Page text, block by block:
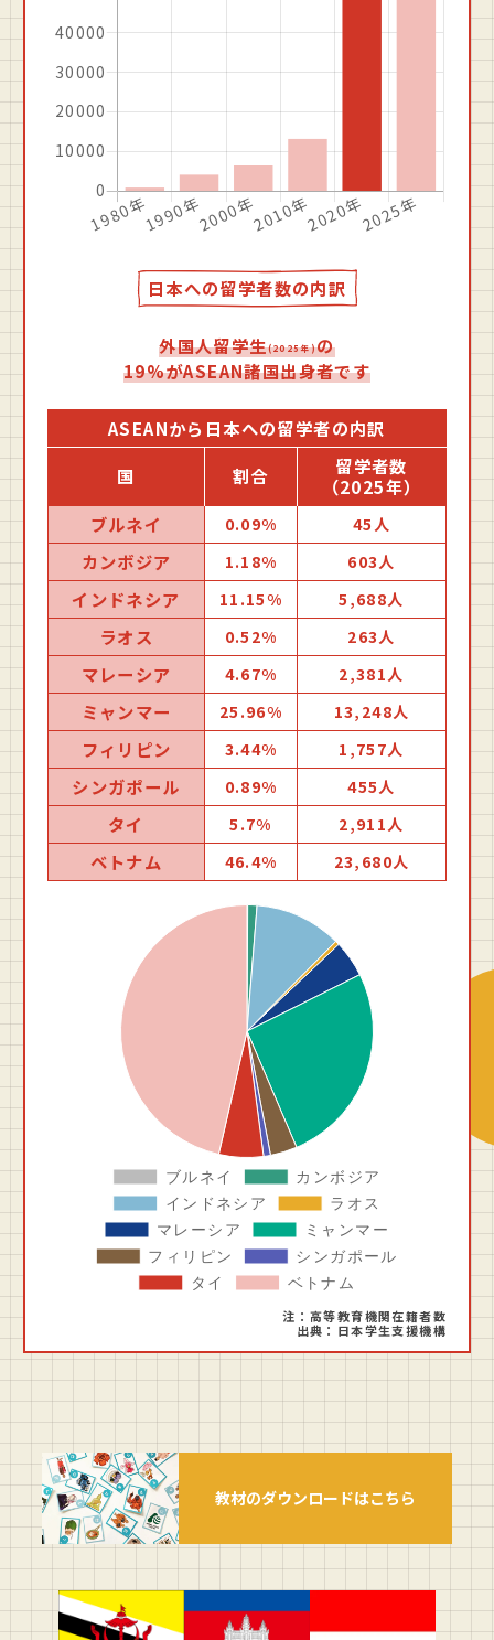
⽇本への留学者数の内訳
外国⼈留学⽣(2025年)の
19%がASEAN諸国出⾝者です
ASEANから日本への留学者の内訳
国
割合
留学者数
（2025年）
ブルネイ
0.09% 45人
カンボジア 1.18% 603人
インドネシア 11.15% 5,688人
ラオス 0.52% 263人
マレーシア 4.67% 2,381人
ミャンマー 25.96% 13,248人
フィリピン 3.44% 1,757人
シンガポール 0.89% 455人
タイ 5.7% 2,911人
ベトナム 46.4% 23,680人
注：⾼等教育機関在籍者数
出典：⽇本学⽣⽀援機構
教材のダウンロードはこちら